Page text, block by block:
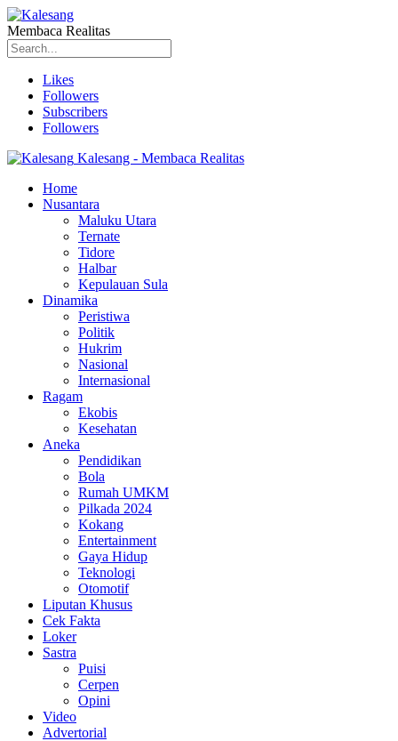
Membaca Realitas
Likes
Followers
Subscribers
Followers
Kalesang - Membaca Realitas
Home
Nusantara
Maluku Utara
Ternate
Tidore
Halbar
Kepulauan Sula
Dinamika
Peristiwa
Politik
Hukrim
Nasional
Internasional
Ragam
Ekobis
Kesehatan
Aneka
Pendidikan
Bola
Rumah UMKM
Pilkada 2024
Kokang
Entertainment
Gaya Hidup
Teknologi
Otomotif
Liputan Khusus
Cek Fakta
Loker
Sastra
Puisi
Cerpen
Opini
Video
Advertorial